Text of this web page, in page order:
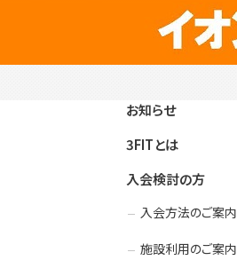
お知らせ
3FITとは
入会検討の方
入会方法のご案内
施設利用のご案内